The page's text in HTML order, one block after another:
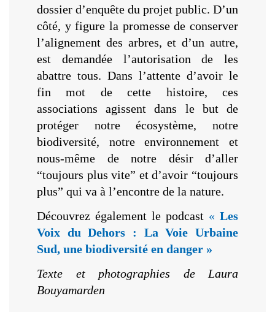
dossier d’enquête du projet public. D’un
côté, y figure la promesse de conserver
l’alignement des arbres, et d’un autre,
est demandée l’autorisation de les
abattre tous. Dans l’attente d’avoir le
fin mot de cette histoire, ces
associations agissent dans le but de
protéger notre écosystème, notre
biodiversité, notre environnement et
nous-même de notre désir d’aller
“toujours plus vite” et d’avoir “toujours
plus” qui va à l’encontre de la nature.
Découvrez également le podcast « Les
Voix du Dehors : La Voie Urbaine
Sud, une biodiversité en danger »
Texte et photographies de Laura
Bouyamarden